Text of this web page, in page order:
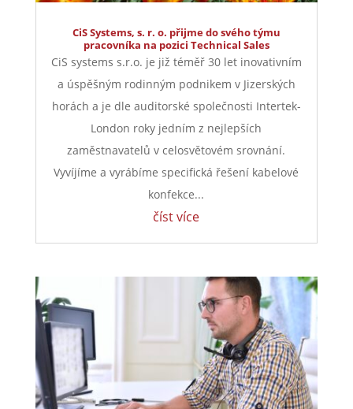
CiS Systems, s. r. o. přijme do svého týmu
pracovníka na pozici Technical Sales
CiS systems s.r.o. je již téměř 30 let inovativním
a úspěšným rodinným podnikem v Jizerských
horách a je dle auditorské společnosti Intertek-
London roky jedním z nejlepších
zaměstnavatelů v celosvětovém srovnání.
Vyvíjíme a vyrábíme specifická řešení kabelové
konfekce...
číst více